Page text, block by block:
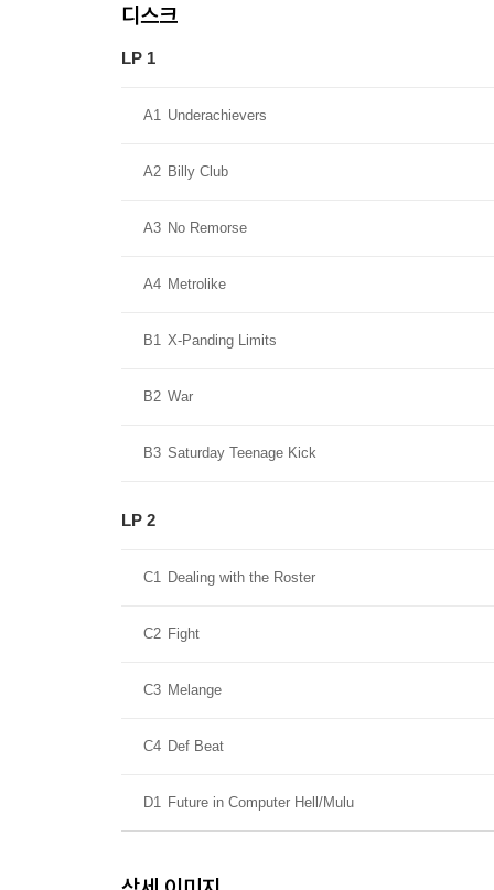
디스크
LP 1
A1 Underachievers
A2 Billy Club
A3 No Remorse
A4 Metrolike
B1 X-Panding Limits
B2 War
B3 Saturday Teenage Kick
LP 2
C1 Dealing with the Roster
C2 Fight
C3 Melange
C4 Def Beat
D1 Future in Computer Hell/Mulu